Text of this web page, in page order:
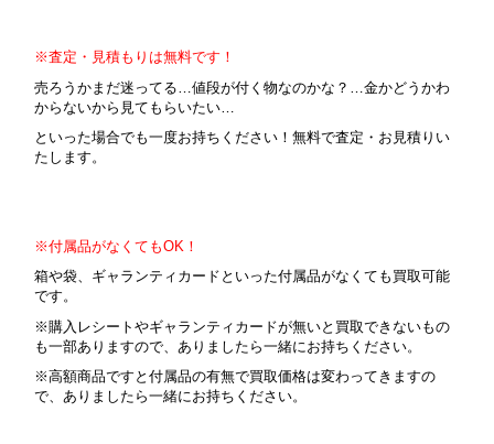
※査定・見積もりは無料です！
売ろうかまだ迷ってる…値段が付く物なのかな？…金かどうかわ
からないから見てもらいたい…
といった場合でも一度お持ちください！無料で査定・お見積りい
たします。
※付属品がなくてもOK！
箱や袋、ギャランティカードといった付属品がなくても買取可能
です。
※購入レシートやギャランティカードが無いと買取できないもの
も一部ありますので、ありましたら一緒にお持ちください。
※高額商品ですと付属品の有無で買取価格は変わってきますの
で、ありましたら一緒にお持ちください。